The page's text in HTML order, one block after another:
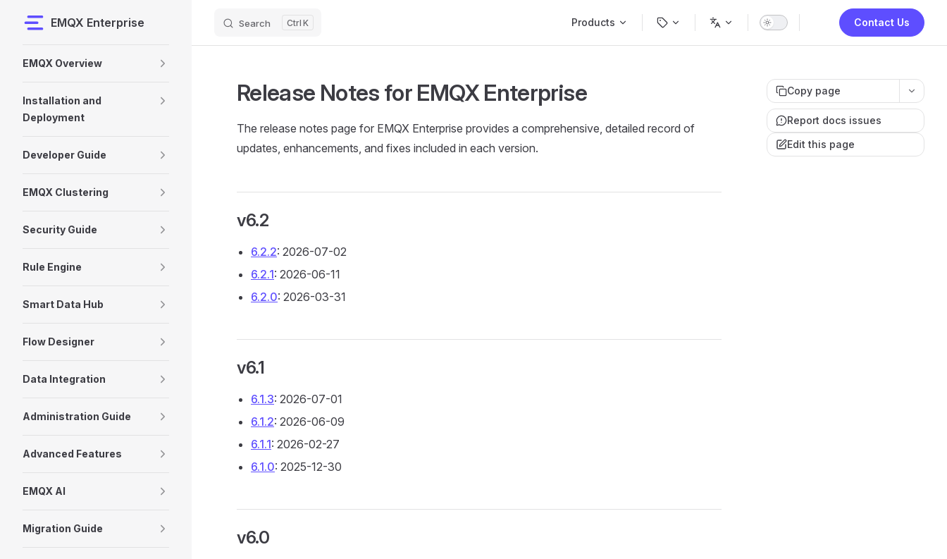
Skip to content
EMQX Enterprise Search K Products Contact Us
EMQX Overview
Installation and
Deployment
Developer Guide
EMQX Clustering
Security Guide
Rule Engine
Smart Data Hub
Flow Designer
Data Integration
Administration Guide
Advanced Features
EMQX AI
Migration Guide
Copy page
Report docs issues
Edit this page
Release Notes for EMQX Enterprise
The release notes page for EMQX Enterprise provides a comprehensive, detailed record of
updates, enhancements, and fixes included in each version.
v6.2
6.2.2: 2026-07-02
6.2.1: 2026-06-11
6.2.0: 2026-03-31
v6.1
6.1.3: 2026-07-01
6.1.2: 2026-06-09
6.1.1: 2026-02-27
6.1.0: 2025-12-30
v6.0